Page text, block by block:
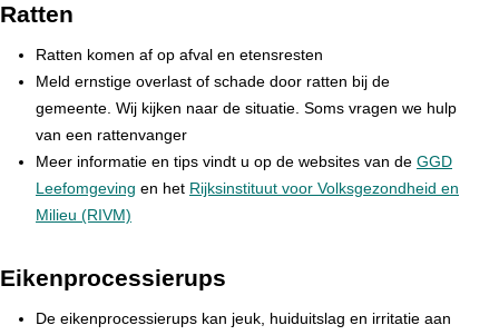
Ratten
Ratten komen af op afval en etensresten
Meld ernstige overlast of schade door ratten bij de
gemeente. Wij kijken naar de situatie. Soms vragen we hulp
van een rattenvanger
Meer informatie en tips vindt u op de websites van de GGD
Leefomgeving en het Rijksinstituut voor Volksgezondheid en
Milieu (RIVM)
Eikenprocessierups
De eikenprocessierups kan jeuk, huiduitslag en irritatie aan